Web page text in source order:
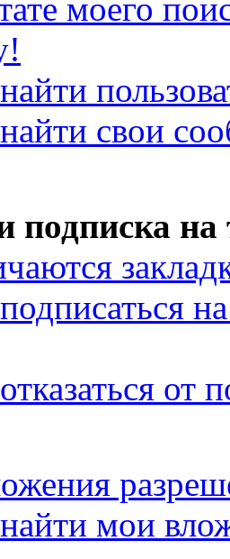
моего
свои
подписка
от
мои